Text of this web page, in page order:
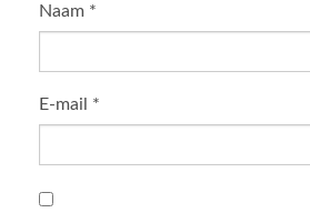
Naam *
E-mail *